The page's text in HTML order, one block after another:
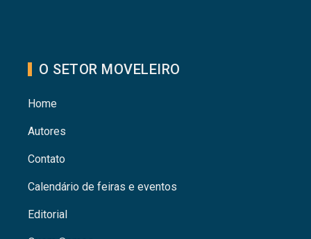
O SETOR MOVELEIRO
Home
Autores
Contato
Calendário de feiras e eventos
Editorial